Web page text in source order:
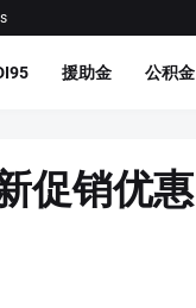
援助金 公积金
促销优惠